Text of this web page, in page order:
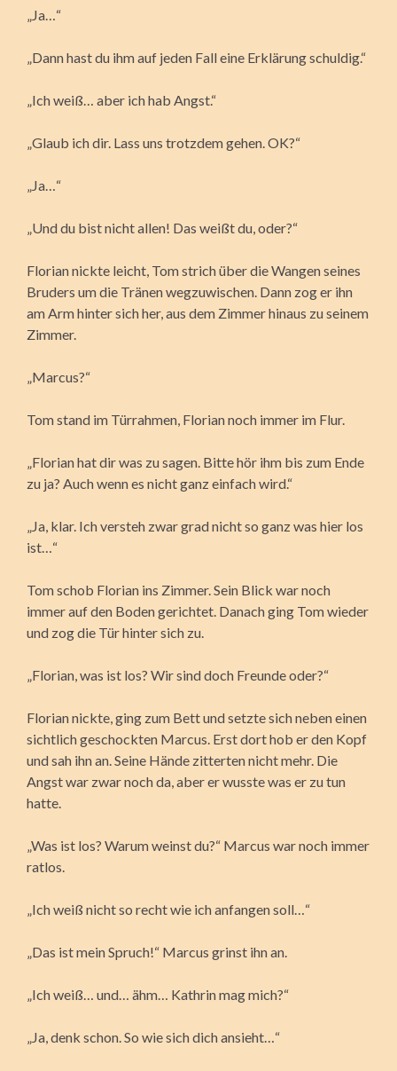
„Ja…“
„Dann hast du ihm auf jeden Fall eine Erklärung schuldig.“
„Ich weiß… aber ich hab Angst.“
„Glaub ich dir. Lass uns trotzdem gehen. OK?“
„Ja…“
„Und du bist nicht allen! Das weißt du, oder?“
Florian nickte leicht, Tom strich über die Wangen seines
Bruders um die Tränen wegzuwischen. Dann zog er ihn
am Arm hinter sich her, aus dem Zimmer hinaus zu seinem
Zimmer.
„Marcus?“
Tom stand im Türrahmen, Florian noch immer im Flur.
„Florian hat dir was zu sagen. Bitte hör ihm bis zum Ende
zu ja? Auch wenn es nicht ganz einfach wird.“
„Ja, klar. Ich versteh zwar grad nicht so ganz was hier los
ist…“
Tom schob Florian ins Zimmer. Sein Blick war noch
immer auf den Boden gerichtet. Danach ging Tom wieder
und zog die Tür hinter sich zu.
„Florian, was ist los? Wir sind doch Freunde oder?“
Florian nickte, ging zum Bett und setzte sich neben einen
sichtlich geschockten Marcus. Erst dort hob er den Kopf
und sah ihn an. Seine Hände zitterten nicht mehr. Die
Angst war zwar noch da, aber er wusste was er zu tun
hatte.
„Was ist los? Warum weinst du?“ Marcus war noch immer
ratlos.
„Ich weiß nicht so recht wie ich anfangen soll…“
„Das ist mein Spruch!“ Marcus grinst ihn an.
„Ich weiß… und… ähm… Kathrin mag mich?“
„Ja, denk schon. So wie sich dich ansieht…“